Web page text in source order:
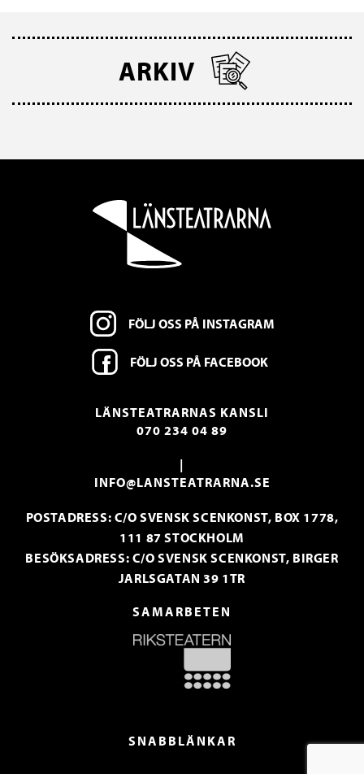
ARKIV
FÖLJ OSS PÅ INSTAGRAM
FÖLJ OSS PÅ FACEBOOK
LÄNSTEATRARNAS KANSLI
070 234 04 89
|
INFO@LANSTEATRARNA.SE
POSTADRESS: C/O SVENSK SCENKONST, BOX 1778,
111 87 STOCKHOLM
BESÖKSADRESS: C/O SVENSK SCENKONST, BIRGER
JARLSGATAN 39 1TR
SAMARBETEN
SNABBLÄNKAR